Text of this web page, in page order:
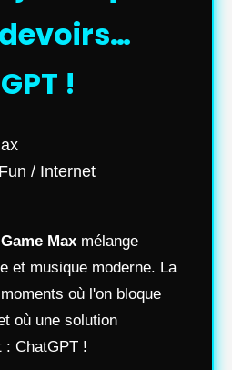
!
/ Internet
Game Max mélange
et musique moderne. La
où l'on bloque
où une solution
: ChatGPT !